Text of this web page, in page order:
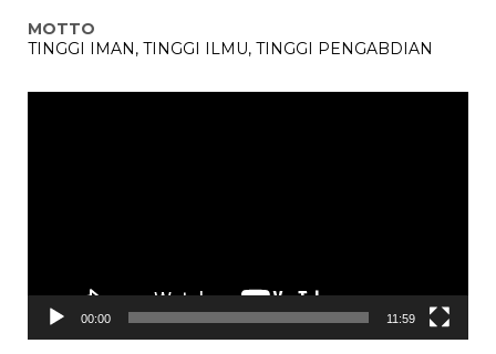
MOTTO
TINGGI IMAN, TINGGI ILMU, TINGGI PENGABDIAN
00:00 11:59